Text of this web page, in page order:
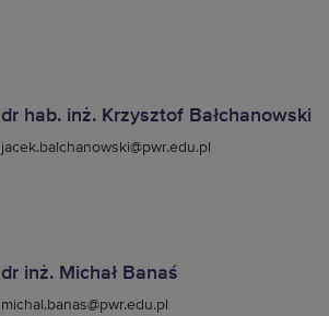
dr hab. inż. Krzysztof Bałchanowski
jacek.balchanowski@pwr.edu.pl
dr inż. Michał Banaś
michal.banas@pwr.edu.pl